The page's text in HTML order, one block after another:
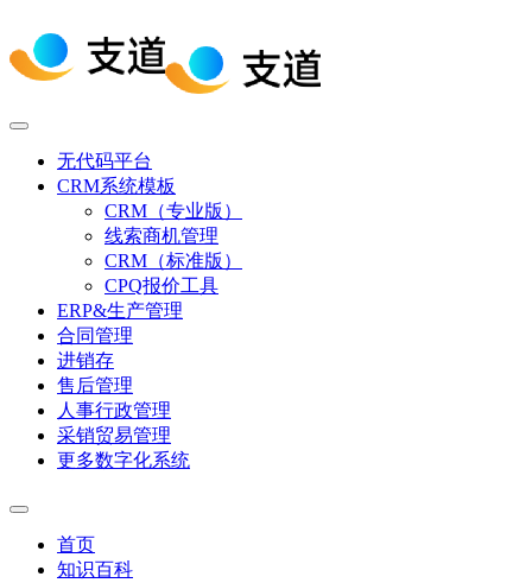
无代码平台
CRM系统模板
CRM（专业版）
线索商机管理
CRM（标准版）
CPQ报价工具
ERP&生产管理
合同管理
进销存
售后管理
人事行政管理
采销贸易管理
更多数字化系统
首页
知识百科